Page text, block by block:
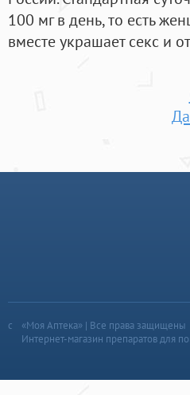
100 мг в день, то есть
вместе украшает секс и
«Моя Аптека» | Все права защищены
Интернет-магазин препаратов для